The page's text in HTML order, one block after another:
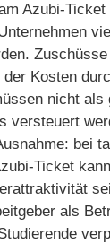
Azubi-Ticket
der Kosten
nicht als
versteuert
bei
Ticket
als